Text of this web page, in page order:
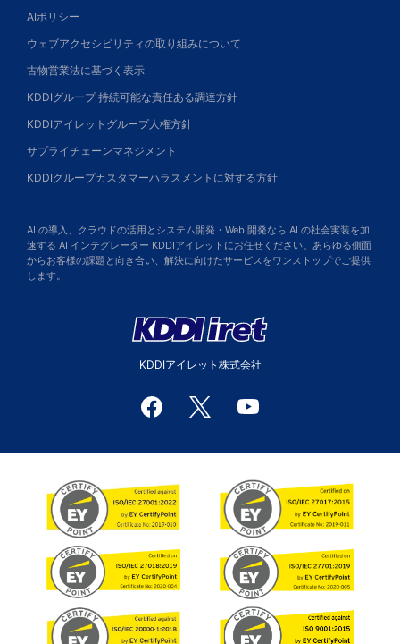
AIポリシー
ウェブアクセシビリティの取り組みについて
古物営業法に基づく表示
KDDIグループ 持続可能な責任ある調達方針
KDDIアイレットグループ人権方針
サプライチェーンマネジメント
KDDIグループカスタマーハラスメントに対する方針
AI の導入、クラウドの活用とシステム開発・Web 開発なら AI の社会実装を加
速する AI インテグレーター KDDIアイレットにお任せください。あらゆる側面
からお客様の課題と向き合い、解決に向けたサービスをワンストップでご提供
します。
KDDIアイレット株式会社